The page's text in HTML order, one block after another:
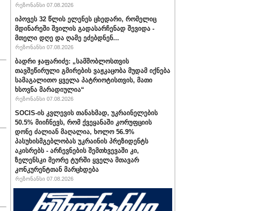
რეზონანსი 07.08.2026
იპოვეს 32 წლის ელენეს ცხედარი, რომელიც
მდინარეში შვილის გადასარჩენად შევიდა -
მთელი დღე და ღამე ეძებდნენ...
რეზონანსი 07.08.2026
ბადრი ჯაფარიძე: „სამშობლოსთვის
თავშეწირული გმირების ვაჟკაცობა მუდამ იქნება
სამაგალითო ყველა პატრიოტისთვის, მათი
ხსოვნა მარადიულია“
რეზონანსი 07.08.2026
SOCIS-ის კვლევის თანახმად, უკრაინელების
50.5% მიიჩნევს, რომ ქვეყანაში კორუფციის
დონე ძალიან მაღალია, ხოლო 56.9%
პასუხისმგებლობას უკრაინის პრეზიდენტს
აკისრებს - არჩევნების შემთხვევაში კი,
ზელენსკი მეორე ტურში ყველა მთავარ
კონკურენტთან მარცხდება
რეზონანსი 07.08.2026